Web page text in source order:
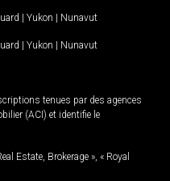
| Yukon | Nunavut
| Yukon | Nunavut
tenues par des agences
(ACI) et identifie le
Estate, Brokerage », « Royal